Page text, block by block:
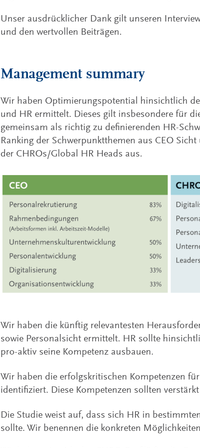
Unser ausdrücklicher Dank gilt unseren
und den wertvollen Beiträgen.
Management summary
Wir haben Optimierungspotential hinsichtlich
und HR ermittelt. Dieses gilt insbesondere für
gemeinsam als richtig zu definierenden HR-
Ranking der Schwerpunktthemen aus CEO
der CHROs/Global HR Heads aus.
Wir haben die künftig relevantesten
sowie Personalsicht ermittelt. HR sollte
pro-aktiv seine Kompetenz ausbauen.
Wir haben die erfolgskritischen Kompetenzen
identifiziert. Diese Kompetenzen sollten
Die Studie weist auf, dass sich HR in
sollte. Wir benennen die konkreten